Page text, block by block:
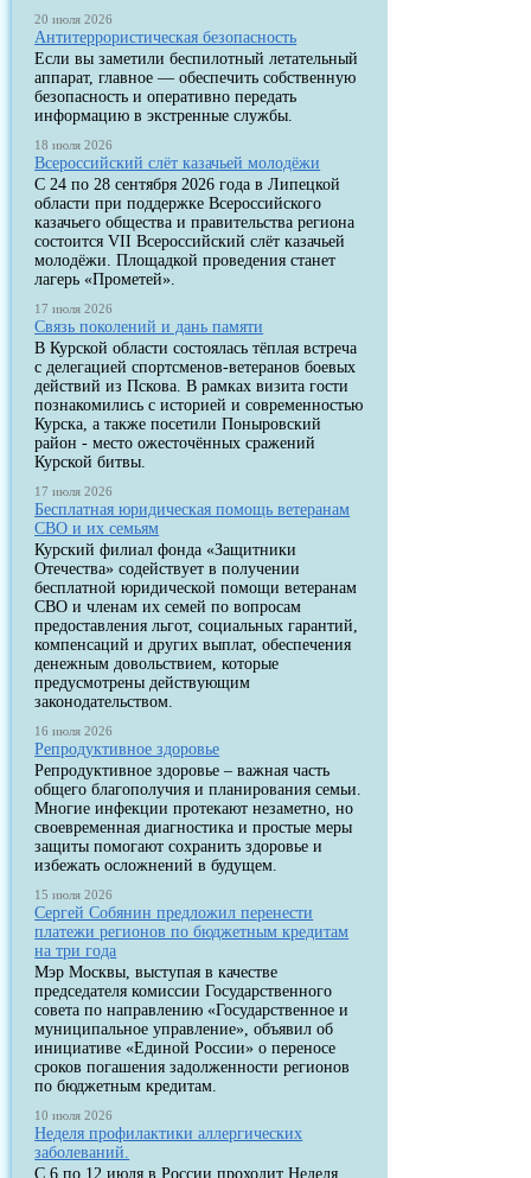
20 июля 2026
Антитеррористическая безопасность
Если вы заметили беспилотный летательный
аппарат, главное — обеспечить собственную
безопасность и оперативно передать
информацию в экстренные службы.
18 июля 2026
Всероссийский слёт казачьей молодёжи
С 24 по 28 сентября 2026 года в Липецкой
области при поддержке Всероссийского
казачьего общества и правительства региона
состоится VII Всероссийский слёт казачьей
молодёжи. Площадкой проведения станет
лагерь «Прометей».
17 июля 2026
Связь поколений и дань памяти
В Курской области состоялась тёплая встреча
с делегацией спортсменов-ветеранов боевых
действий из Пскова. В рамках визита гости
познакомились с историей и современностью
Курска, а также посетили Поныровский
район - место ожесточённых сражений
Курской битвы.
17 июля 2026
Бесплатная юридическая помощь ветеранам
СВО и их семьям
Курский филиал фонда «Защитники
Отечества» содействует в получении
бесплатной юридической помощи ветеранам
СВО и членам их семей по вопросам
предоставления льгот, социальных гарантий,
компенсаций и других выплат, обеспечения
денежным довольствием, которые
предусмотрены действующим
законодательством.
16 июля 2026
Репродуктивное здоровье
Репродуктивное здоровье – важная часть
общего благополучия и планирования семьи.
Многие инфекции протекают незаметно, но
своевременная диагностика и простые меры
защиты помогают сохранить здоровье и
избежать осложнений в будущем.
15 июля 2026
Сергей Собянин предложил перенести
платежи регионов по бюджетным кредитам
на три года
Мэр Москвы, выступая в качестве
председателя комиссии Государственного
совета по направлению «Государственное и
муниципальное управление», объявил об
инициативе «Единой России» о переносе
сроков погашения задолженности регионов
по бюджетным кредитам.
10 июля 2026
Неделя профилактики аллергических
заболеваний.
С 6 по 12 июля в России проходит Неделя